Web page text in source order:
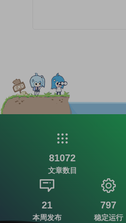
81072
文章数目
21
本周发布
797
稳定运行